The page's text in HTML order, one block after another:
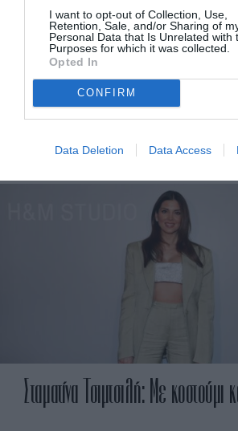
I want to opt-out of Collection, Use,
Retention, Sale, and/or Sharing of
Personal Data that Is Unrelated with
Purposes for which it was collected.
Opted In
CONFIRM
Data Deletion Data Access
Σταματίνα Τσιμτσιλή: Η
επέλεξε για βραδινή της
Σταματίνα Τσιμτσιλή: Με